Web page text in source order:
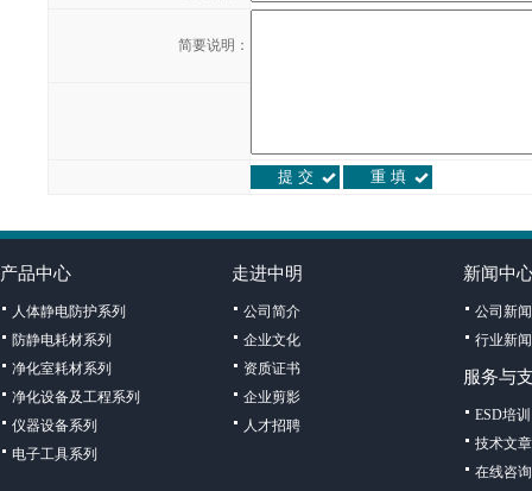
简要说明：
产品中心
人体静电防护系列
防静电耗材系列
净化室耗材系列
净化设备及工程系列
仪器设备系列
电子工具系列
走进中明
公司简介
企业文化
资质证书
企业剪影
人才招聘
新闻中
公司新闻
行业新闻
服务与
ESD培训
技术文章
在线咨询